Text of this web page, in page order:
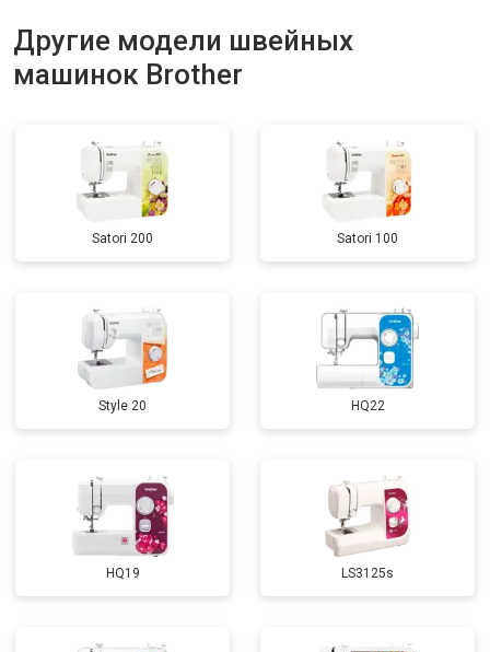
Другие модели швейных
машинок Brother
Satori 200 Satori 100
Style 20 HQ22
HQ19 LS3125s